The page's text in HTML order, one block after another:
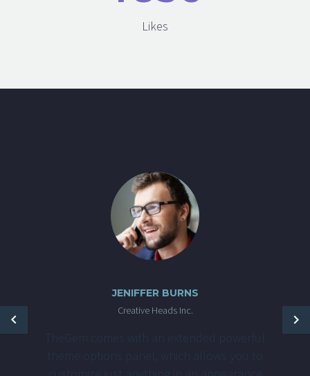
Likes
JENIFFER BURNS
Creative Heads Inc.